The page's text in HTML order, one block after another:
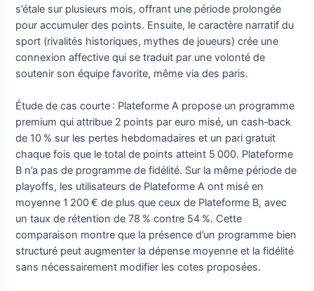
s’étale sur plusieurs mois, offrant une période prolongée
pour accumuler des points. Ensuite, le caractère narratif du
sport (rivalités historiques, mythes de joueurs) crée une
connexion affective qui se traduit par une volonté de
soutenir son équipe favorite, même via des paris.
Étude de cas courte : Plateforme A propose un programme
premium qui attribue 2 points par euro misé, un cash‑back
de 10 % sur les pertes hebdomadaires et un pari gratuit
chaque fois que le total de points atteint 5 000. Plateforme
B n’a pas de programme de fidélité. Sur la même période de
playoffs, les utilisateurs de Plateforme A ont misé en
moyenne 1 200 € de plus que ceux de Plateforme B, avec
un taux de rétention de 78 % contre 54 %. Cette
comparaison montre que la présence d’un programme bien
structuré peut augmenter la dépense moyenne et la fidélité
sans nécessairement modifier les cotes proposées.